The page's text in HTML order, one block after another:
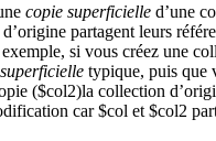
copie superficielle d’une
partagent leurs
si vous créez une
typique, puis que
($col2)la collection
car$col et $col2